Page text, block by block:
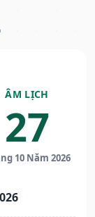
ÂM LỊCH
27
10 Năm 2026